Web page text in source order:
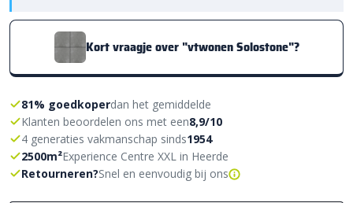
Kort vraagje over "vtwonen Solostone"?
81% goedkoperdan het gemiddelde
Klanten beoordelen ons met een8,9/10
4 generaties vakmanschap sinds1954
2500m²Experience Centre XXL in Heerde
Retourneren?Snel en eenvoudig bij ons